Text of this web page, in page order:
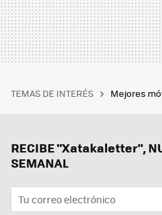
TEMAS DE INTERÉS Mejores
RECIBE "Xatakaletter",
SEMANAL